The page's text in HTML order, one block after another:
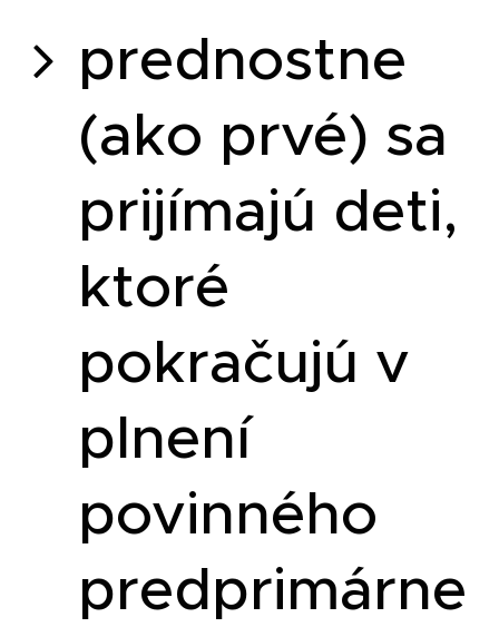
prednostne
(ako prvé) sa
prijímajú deti,
ktoré
pokračujú v
plnení
povinného
predprimárne